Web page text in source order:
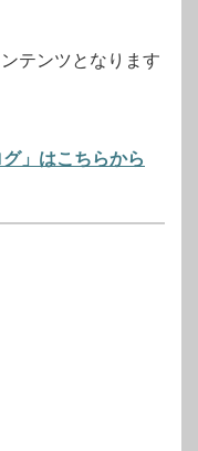
テンツとなります
」はこちらから